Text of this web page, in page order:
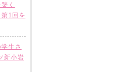
く
第1回を
生さ
新小岩